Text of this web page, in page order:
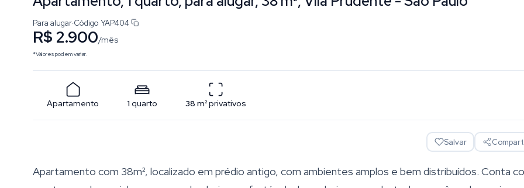
Para alugar·Código YAP404
R$ 2.900/mês
*Valores podem variar.
Apartamento 1 quarto 38 m²privativos
Salvar
Apartamento com 38m², localizado em prédio antigo, com ambientes amplos e bem distribuídos. Conta